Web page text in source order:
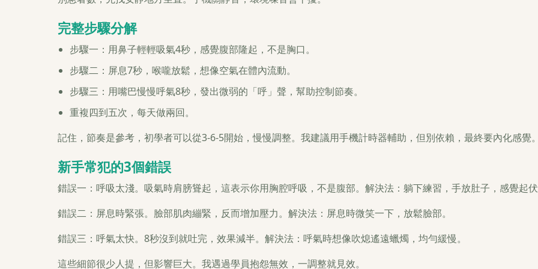
完整步驟分解
步驟一：用鼻子輕輕吸氣4秒，感覺腹部隆起，不是胸口。
步驟二：屏息7秒，喉嚨放鬆，想像空氣在體內流動。
步驟三：用嘴巴慢慢呼氣8秒，發出微弱的「呼」聲，幫助控制節奏。
重複四到五次，每天做兩回。
記住，節奏是參考，初學者可以從3-6-5開始，慢慢調整。我建議用手機計時器輔助，但別依賴，最終要內化感覺
新手常犯的3個錯誤
錯誤一：呼吸太淺。吸氣時肩膀聳起，這表示你用胸腔呼吸，不是腹部。解決法：躺下練習，手放肚子，感覺起
錯誤二：屏息時緊張。臉部肌肉繃緊，反而增加壓力。解決法：屏息時微笑一下，放鬆臉部。
錯誤三：呼氣太快。8秒沒到就吐完，效果減半。解決法：呼氣時想像吹熄遙遠蠟燭，均勻緩慢。
這些細節很少人提，但影響巨大。我遇過學員抱怨無效，一調整就見效。